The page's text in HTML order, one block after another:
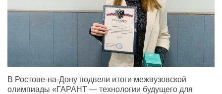
В Ростове-на-Дону подвели итоги межвузовской
олимпиады «ГАРАНТ — технологии будущего для